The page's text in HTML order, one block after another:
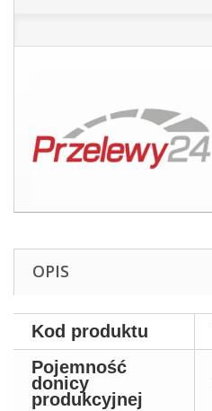
OPIS
Kod produktu
Pojemność
donicy
produkcyjnej